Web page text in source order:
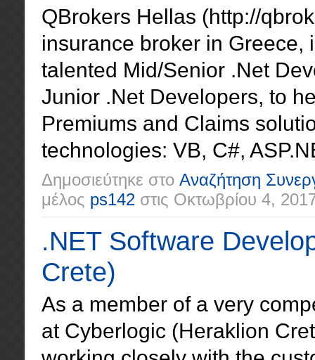
QBrokers Hellas (http://
insurance broker in Greece,
talented Mid/Senior .Net
Junior .Net Developers, to
Premiums and Claims
technologies: VB, C#,
Δημοσιεύτηκε στο Αναζήτηση
μέλος ps142 στις Οκτωβρίου 4,
.NET Software
Crete)
As a member of a very
at Cyberlogic (Heraklion